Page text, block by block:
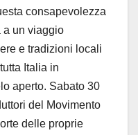
consapevolezza
a un viaggio
e tradizioni locali
Italia in
aperto. Sabato 30
del Movimento
delle proprie